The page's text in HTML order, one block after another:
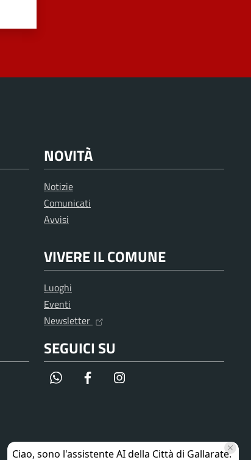
NOVITÀ
Notizie
Comunicati
Avvisi
VIVERE IL COMUNE
Luoghi
Eventi
Newsletter
SEGUICI SU
WhatsApp Facebook